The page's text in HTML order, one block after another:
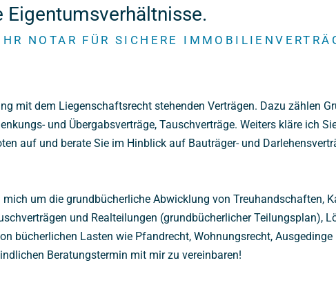
Eigentumsverhältnisse.
NOTAR FÜR SICHERE
mit dem Liegenschaftsrecht stehenden Verträgen. Dazu zählen
und Übergabsverträge, Tauschverträge. Weiters kläre ich
auf und berate Sie im Hinblick auf Bauträger- und
um die grundbücherliche Abwicklung von Treuhandschaften,
und Realteilungen (grundbücherlicher Teilungsplan),
bücherlichen Lasten wie Pfandrecht, Wohnungsrecht,
Beratungstermin mit mir zu vereinbaren!